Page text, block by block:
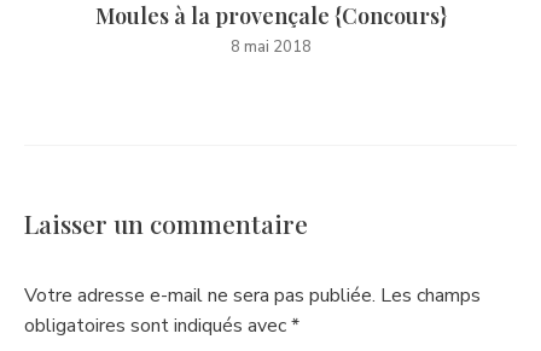
Moules à la provençale {Concours}
8 mai 2018
Laisser un commentaire
Votre adresse e-mail ne sera pas publiée. Les champs
obligatoires sont indiqués avec*